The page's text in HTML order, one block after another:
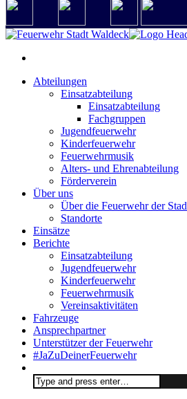
Abteilungen
Einsatzabteilung
Einsatzabteilung
Fachgruppen
Jugendfeuerwehr
Kinderfeuerwehr
Feuerwehrmusik
Alters- und Ehrenabteilung
Förderverein
Über uns
Über die Feuerwehr der
Standorte
Einsätze
Berichte
Einsatzabteilung
Jugendfeuerwehr
Kinderfeuerwehr
Feuerwehrmusik
Vereinsaktivitäten
Fahrzeuge
Ansprechpartner
Unterstützer der Feuerwehr
#JaZuDeinerFeuerwehr
Search
for: